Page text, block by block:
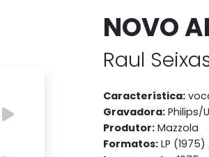
NOVO
Raul
Característica:
Gravadora: Philips/
Produtor: Mazzola
Formatos: LP